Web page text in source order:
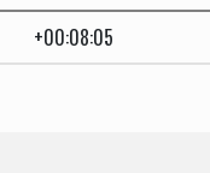
+00:08:05